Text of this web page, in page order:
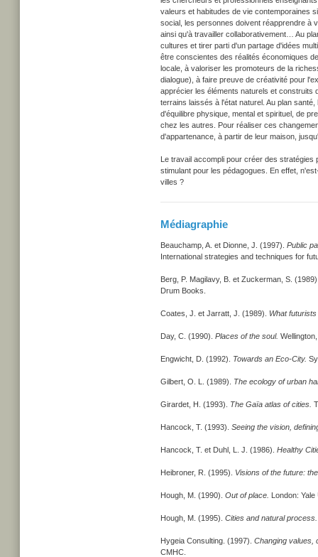
valeurs et habitudes de vie contemporaines
social, les personnes doivent réapprendre à
ainsi qu'à travailler collaborativement… Au
cultures et tirer parti d'un partage d'idées
être conscientes des réalités économiques
locale, à valoriser les promoteurs de la
dialogue), à faire preuve de créativité pour
apprécier les éléments naturels et construits
terrains laissés à l'état naturel. Au plan
d'équilibre physique, mental et spirituel, de
chez les autres. Pour réaliser ces
d'appartenance, à partir de leur maison,
Le travail accompli pour créer des
stimulant pour les pédagogues. En effet,
villes ?
Médiagraphie
Beauchamp, A. et Dionne, J. (1997). Public
International strategies and techniques for
Berg, P. Magilavy, B. et Zuckerman, S.
Drum Books.
Coates, J. et Jarratt, J. (1989). What
Day, C. (1990). Places of the soul.
Engwicht, D. (1992). Towards an Eco-City.
Gilbert, O. L. (1989). The ecology of urban
Girardet, H. (1993). The Gaïa atlas of cities.
Hancock, T. (1993). Seeing the vision,
Hancock, T. et Duhl, L. J. (1986). Healthy
Heibroner, R. (1995). Visions of the future:
Hough, M. (1990). Out of place. London:
Hough, M. (1995). Cities and natural process.
Hygeia Consulting. (1997). Changing values,
CMHC.